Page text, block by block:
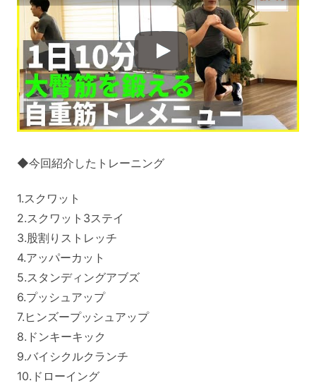
◆今回紹介したトレーニング
1.スクワット
2.スクワット3ステイ
3.股割りストレッチ
4.アッパーカット
5.スタンディングアブズ
6.プッシュアップ
7.ヒンズープッシュアップ
8.ドンキーキック
9.バイシクルクランチ
10.ドローイング